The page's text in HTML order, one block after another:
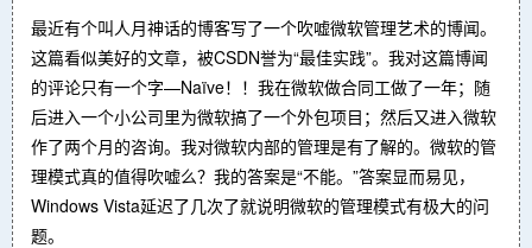
最近有个叫人月神话的博客写了一个吹嘘微软管理艺术的博闻。
这篇看似美好的文章，被CSDN誉为“最佳实践”。我对这篇博闻
的评论只有一个字—Naïve！！我在微软做合同工做了一年；随
后进入一个小公司里为微软搞了一个外包项目；然后又进入微软
作了两个月的咨询。我对微软内部的管理是有了解的。微软的管
理模式真的值得吹嘘么？我的答案是“不能。”答案显而易见，
Windows Vista延迟了几次了就说明微软的管理模式有极大的问
题。